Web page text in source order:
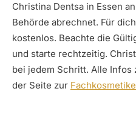
Christina Dentsa in Essen
Behörde abrechnet. Für
kostenlos. Beachte die
und starte rechtzeitig.
bei jedem Schritt. Alle Infos
der Seite zur